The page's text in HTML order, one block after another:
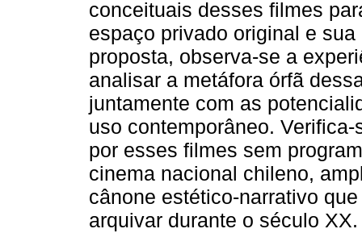
conceituais desses filmes
espaço privado original e
proposta, observa-se a
analisar a metáfora órfã
juntamente com as
uso contemporâneo.
por esses filmes sem
cinema nacional chileno,
cânone estético-narrativo
arquivar durante o século XX.